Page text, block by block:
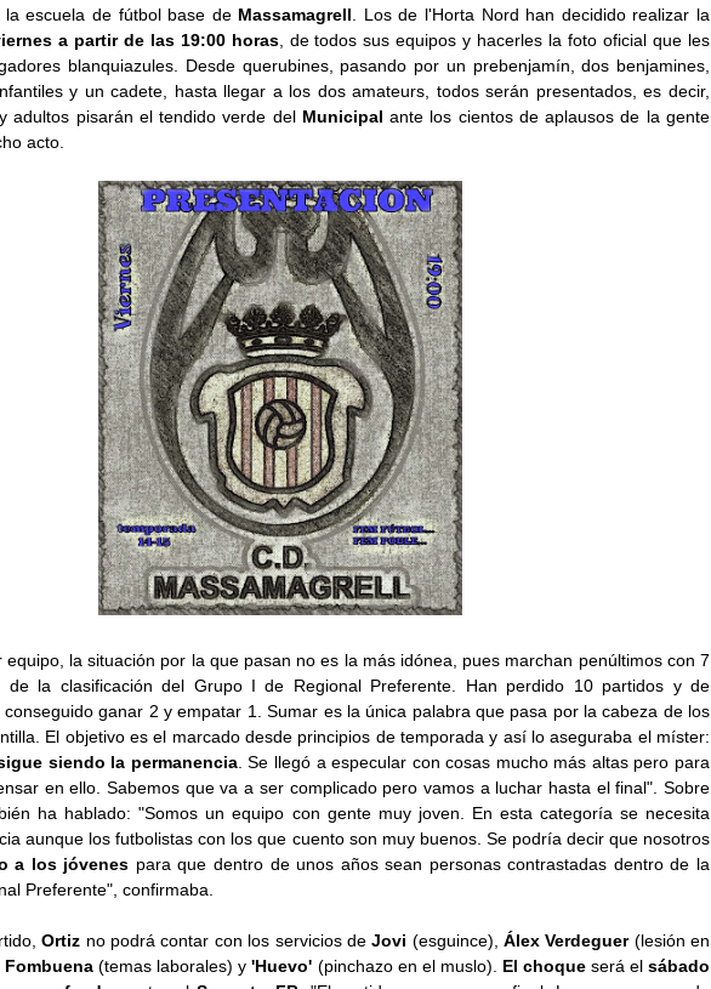
escuela de fútbol base de Massamagrell . Los de l'Horta Nord han decidido realizar la
a partir de las 19:00 horas, de todos sus equipos y hacerles la foto oficial que les
blanquiazules. Desde querubines, pasando por un prebenjamín, dos benjamines,
y un cadete, hasta llegar a los dos amateurs, todos serán presentados, es decir,
adultos pisarán el tendido verde del Municipal ante los cientos de aplausos de la gente
acto.
equipo, la situación por la que pasan no es la más idónea, pues marchan penúltimos con 7
de la clasificación del Grupo I de Regional Preferente. Han perdido 10 partidos y de
ganar 2 y empatar 1. Sumar es la única palabra que pasa por la cabeza de los
El objetivo es el marcado desde principios de temporada y así lo aseguraba el míster:
siendo la permanencia. Se llegó a especular con cosas mucho más altas pero para
en ello. Sabemos que va a ser complicado pero vamos a luchar hasta el final". Sobre
ha hablado: "Somos un equipo con gente muy joven. En esta categoría se necesita
aunque los futbolistas con los que cuento son muy buenos. Se podría decir que nosotros
a los jóvenes para que dentro de unos años sean personas contrastadas dentro de la
Preferente", confirmaba.
Ortiz no podrá contar con los servicios deJovi (esguince), Álex Verdeguer(lesión en
Fombuena(temas laborales) y'Huevo' (pinchazo en el muslo). El choqueserá el sábado